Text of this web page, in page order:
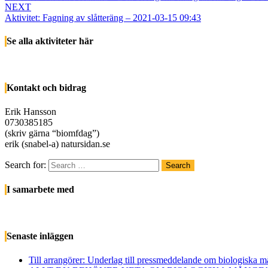
NEXT
Aktivitet: Fagning av slåtteräng – 2021-03-15 09:43
Se alla aktiviteter här
Kontakt och bidrag
Erik Hansson
0730385185
(skriv gärna “biomfdag”)
erik (snabel-a) natursidan.se
Search for: Search
I samarbete med
Senaste inläggen
Till arrangörer: Underlag till pressmeddelande om biologiska